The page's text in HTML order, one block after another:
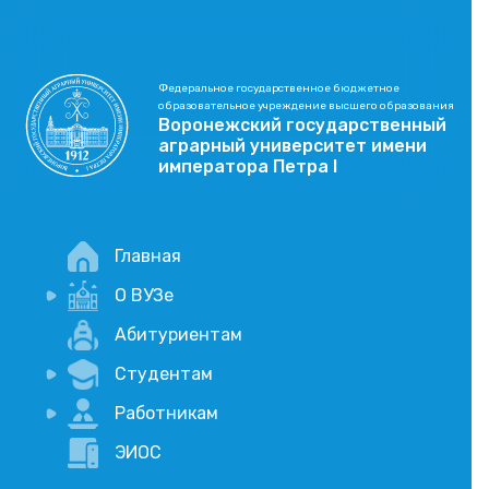
Федеральное государственное бюджетное
образовательное учреждение высшего образования
Воронежский государственный
аграрный университет имени
императора Петра I
Главная
О ВУЗе
Новости
Учебный процесс
Научная деятельность
Абитуриентам
Студентам
Портал дистанционого обучения
Академические отпуска
Работникам
Внимание, опрос!
ЭИОС